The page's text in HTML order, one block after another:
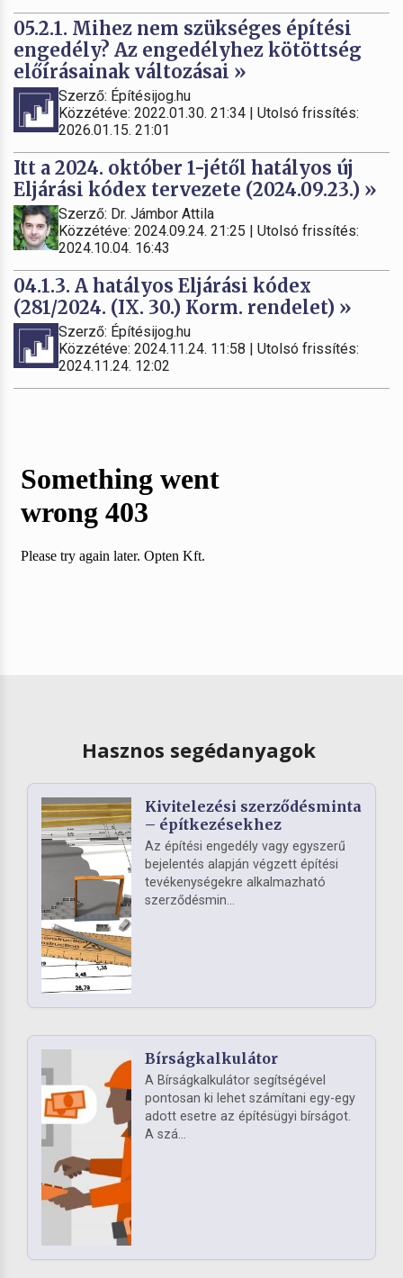
05.2.1. Mihez nem szükséges építési
engedély? Az engedélyhez kötöttség
előírásainak változásai »
Szerző: Építésijog.hu
Közzétéve: 2022.01.30. 21:34 | Utolsó frissítés:
2026.01.15. 21:01
Itt a 2024. október 1-jétől hatályos új
Eljárási kódex tervezete (2024.09.23.) »
Szerző: Dr. Jámbor Attila
Közzétéve: 2024.09.24. 21:25 | Utolsó frissítés:
2024.10.04. 16:43
04.1.3. A hatályos Eljárási kódex
(281/2024. (IX. 30.) Korm. rendelet) »
Szerző: Építésijog.hu
Közzétéve: 2024.11.24. 11:58 | Utolsó frissítés:
2024.11.24. 12:02
Hasznos segédanyagok
Kivitelezési szerződésminta
– építkezésekhez
Az építési engedély vagy egyszerű
bejelentés alapján végzett építési
tevékenységekre alkalmazható
szerződésmin...
Bírságkalkulátor
A Bírságkalkulátor segítségével
pontosan ki lehet számítani egy-egy
adott esetre az építésügyi bírságot.
A szá...